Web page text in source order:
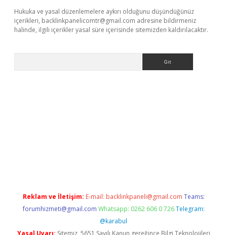
Hukuka ve yasal düzenlemelere aykırı olduğunu düşündüğünüz
içerikleri, backlinkpanelicomtr@gmail.com adresine bildirmeniz
halinde, ilgili içerikler yasal süre içerisinde sitemizden kaldırılacaktır.
Reklam ve İletişim: E-mail: backlinkpaneli@gmail.com Teams:
forumhizmeti@gmail.com Whatsapp: 0262 606 0 726 Telegram:
@karabul
Yasal Uyarı: Sitemiz, 5651 Sayılı Kanun gereğince Bilgi Teknolojileri